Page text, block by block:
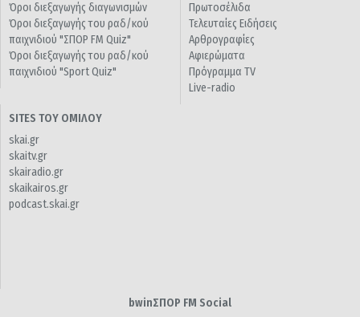
Όροι διεξαγωγής διαγωνισμών
Όροι διεξαγωγής του ραδ/κού
παιχνιδιού "ΣΠΟΡ FM Quiz"
Όροι διεξαγωγής του ραδ/κού
παιχνιδιού "Sport Quiz"
Πρωτοσέλιδα
Τελευταίες Ειδήσεις
Αρθρογραφίες
Αφιερώματα
Πρόγραμμα TV
Live-radio
SITES ΤΟΥ ΟΜΙΛΟΥ
skai.gr
skaitv.gr
skairadio.gr
skaikairos.gr
podcast.skai.gr
bwinΣΠΟΡ FM Social